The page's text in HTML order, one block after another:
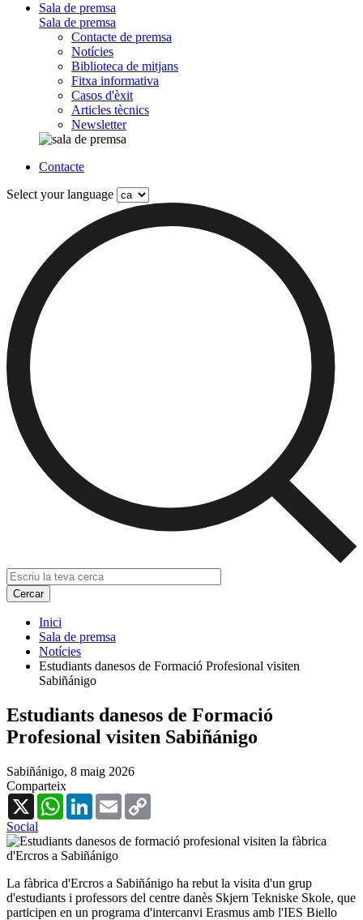
Sala de premsa
Sala de premsa
Contacte de premsa
Notícies
Biblioteca de mitjans
Fitxa informativa
Casos d'èxit
Articles tècnics
Newsletter
Contacte
Select your language
Inici
Sala de premsa
Notícies
Estudiants danesos de Formació Profesional visiten
Sabiñánigo
Estudiants danesos de Formació
Profesional visiten Sabiñánigo
Sabiñánigo, 8 maig 2026
Comparteix
X
WhatsAppLinkedInEmail
Social
La fàbrica d'Ercros a Sabiñánigo ha rebut la visita d'un grup
d'estudiants i professors del centre danès Skjern Tekniske Skole, que
participen en un programa d'intercanvi Erasmus amb l'IES Biello